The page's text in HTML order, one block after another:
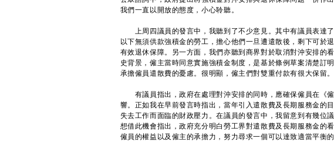
我們一直以開放的態度，小心聆聽。
上周四議員的發言中，我聽到了不少意見。其中有議員表達
以下無須供款強積金的勞工，擔心他們一旦遭遣散後，剩下可於
有效退休保障。另一方面，我們亦聽到商界對於取消對沖安排的
史背景，僱主當時同意實施強積金制度，是基於條例草案清楚訂
承擔僱員遣散費的憂慮。很明顯，僱主們對雙重付款有很大保留。
有議員指出，政府在處理對沖安排的同時，應確保僱員在《
響。正如我在早前發言時指出，當年引入遣散費及長期服務金的
失去工作而面臨的財政壓力。在議員的發言中，我留意到有幾位
想借此機會指出，政府充分明白勞工界對遣散費及長期服務金的
僱員的權益以及僱主的承擔力，努力尋求一個可以達致適當平衡的